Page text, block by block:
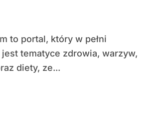
dla zdrowego stylu
tematyce zdrowia, warzyw,
diety, ze...